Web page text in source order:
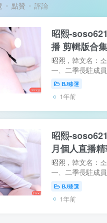
點贊 評論
昭熙-
播 剪輯版合
昭熙，韓文名：
一、二季長駐成
成績還是不錯的
直播中也非常有
BJ臻選
1年前
昭熙-
月個人直播
昭熙，韓文名：
一、二季長駐成
成績還是不錯的
直播中也非常有
BJ臻選
1年前